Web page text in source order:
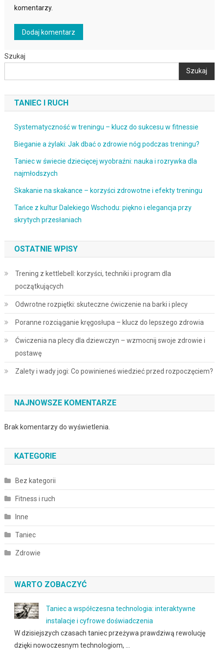
komentarzy.
Szukaj
Szukaj
TANIEC I RUCH
Systematyczność w treningu – klucz do sukcesu w fitnessie
Bieganie a żylaki: Jak dbać o zdrowie nóg podczas treningu?
Taniec w świecie dziecięcej wyobraźni: nauka i rozrywka dla
najmłodszych
Skakanie na skakance – korzyści zdrowotne i efekty treningu
Tańce z kultur Dalekiego Wschodu: piękno i elegancja przy
skrytych przesłaniach
OSTATNIE WPISY
Trening z kettlebell: korzyści, techniki i program dla
początkujących
Odwrotne rozpiętki: skuteczne ćwiczenie na barki i plecy
Poranne rozciąganie kręgosłupa – klucz do lepszego zdrowia
Ćwiczenia na plecy dla dziewczyn – wzmocnij swoje zdrowie i
postawę
Zalety i wady jogi: Co powinieneś wiedzieć przed rozpoczęciem?
NAJNOWSZE KOMENTARZE
Brak komentarzy do wyświetlenia.
KATEGORIE
Bez kategorii
Fitness i ruch
Inne
Taniec
Zdrowie
WARTO ZOBACZYĆ
Taniec a współczesna technologia: interaktywne
instalacje i cyfrowe doświadczenia
W dzisiejszych czasach taniec przeżywa prawdziwą rewolucję
dzięki nowoczesnym technologiom, …